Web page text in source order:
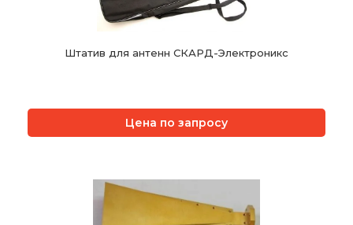
Штатив для антенн СКАРД-Электроникс
Цена по запросу